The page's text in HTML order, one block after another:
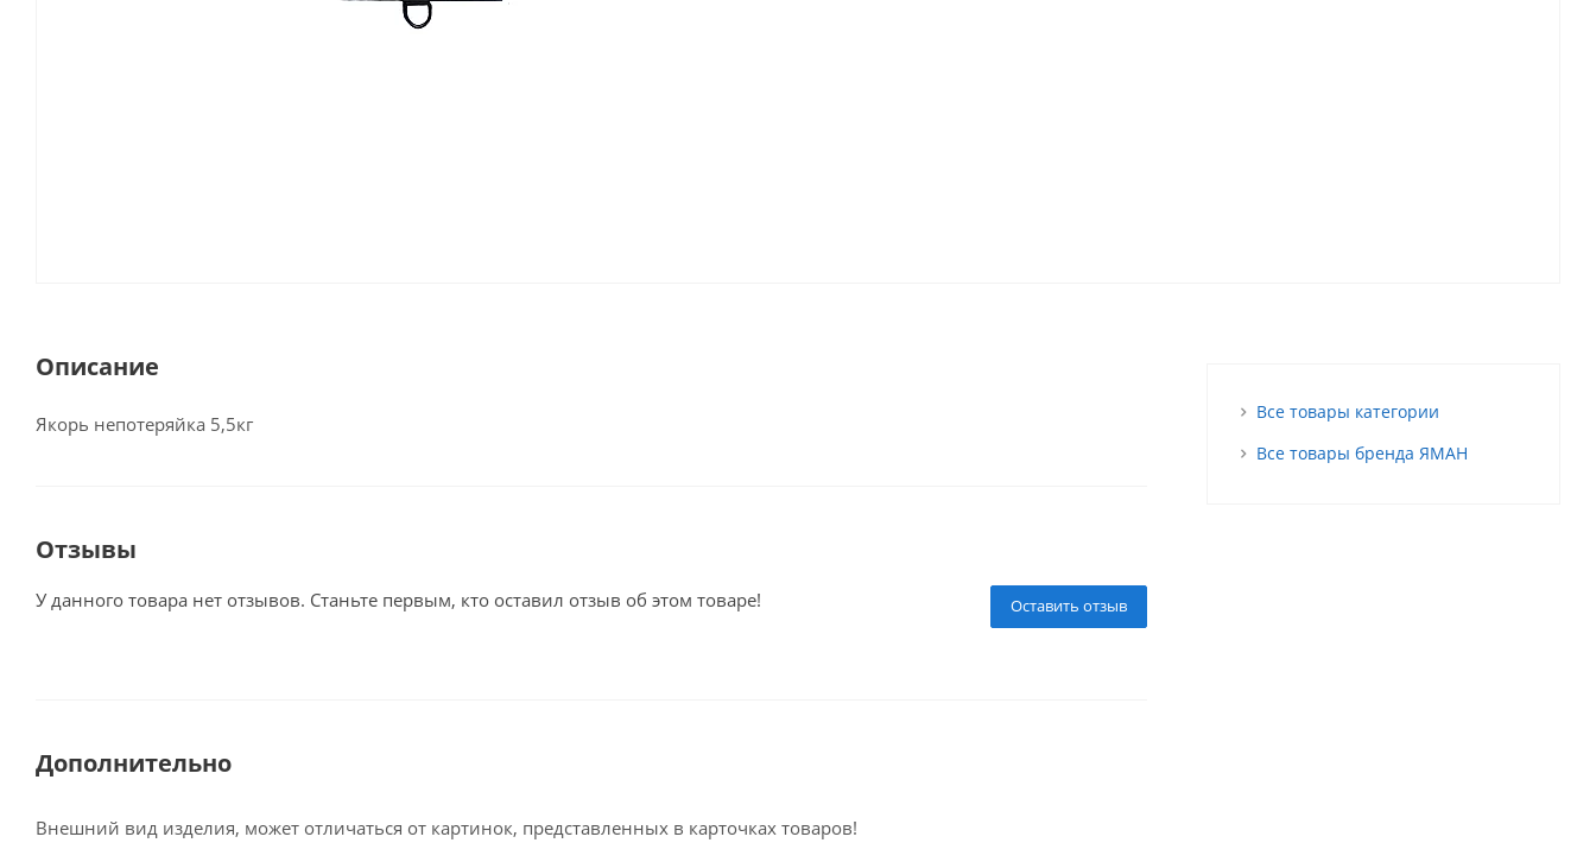
Описание
Якорь непотеряйка 5,5кг
Отзывы
Оставить отзыв
У данного товара нет отзывов. Станьте первым, кто оставил отзыв об этом товаре!
Дополнительно
Внешний вид изделия, может отличаться от картинок, представленных в карточках товаров!
Все товары категории
Все товары бренда ЯМАН